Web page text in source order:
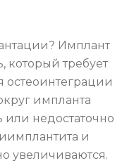
Имплант
который требует
остеоинтеграции
импланта
или недостаточно
и
увеличиваются.